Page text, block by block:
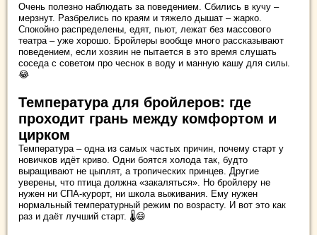
Очень полезно наблюдать за поведением. Сбились в кучу –
мерзнут. Разбрелись по краям и тяжело дышат – жарко.
Спокойно распределены, едят, пьют, лежат без массового
театра – уже хорошо. Бройлеры вообще много рассказывают
поведением, если хозяин не пытается в это время слушать
соседа с советом про чеснок в воду и манную кашу для силы.
😂
Температура для бройлеров: где
проходит грань между комфортом и
цирком
Температура – одна из самых частых причин, почему старт у
новичков идёт криво. Одни боятся холода так, будто
выращивают не цыплят, а тропических принцев. Другие
уверены, что птица должна «закаляться». Но бройлеру не
нужен ни СПА-курорт, ни школа выживания. Ему нужен
нормальный температурный режим по возрасту. И вот это как
раз и даёт лучший старт. 🌡️😄